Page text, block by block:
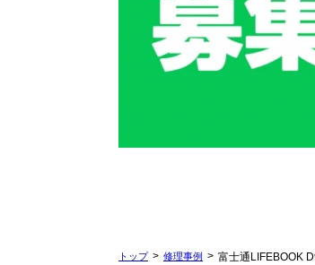
トップ 修理事例 富士通LIFEBOOK